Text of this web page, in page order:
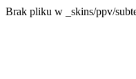
Brak pliku w _skins/ppv/